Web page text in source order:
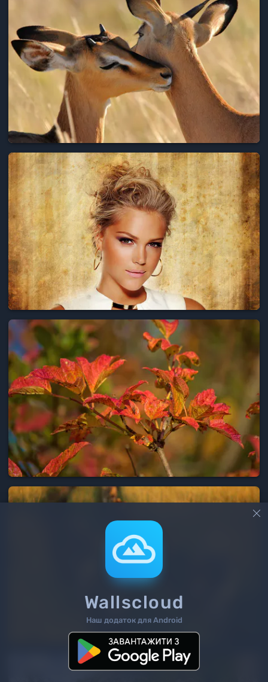
/ 187

Wallscloud
Наш додаток для Android